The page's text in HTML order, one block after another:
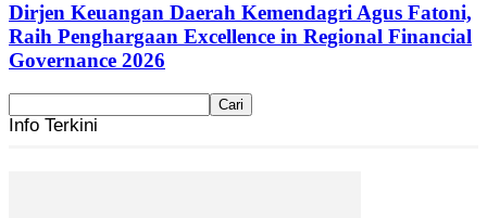
Dirjen Keuangan Daerah Kemendagri Agus Fatoni,
Raih Penghargaan Excellence in Regional Financial
Governance 2026
Info Terkini